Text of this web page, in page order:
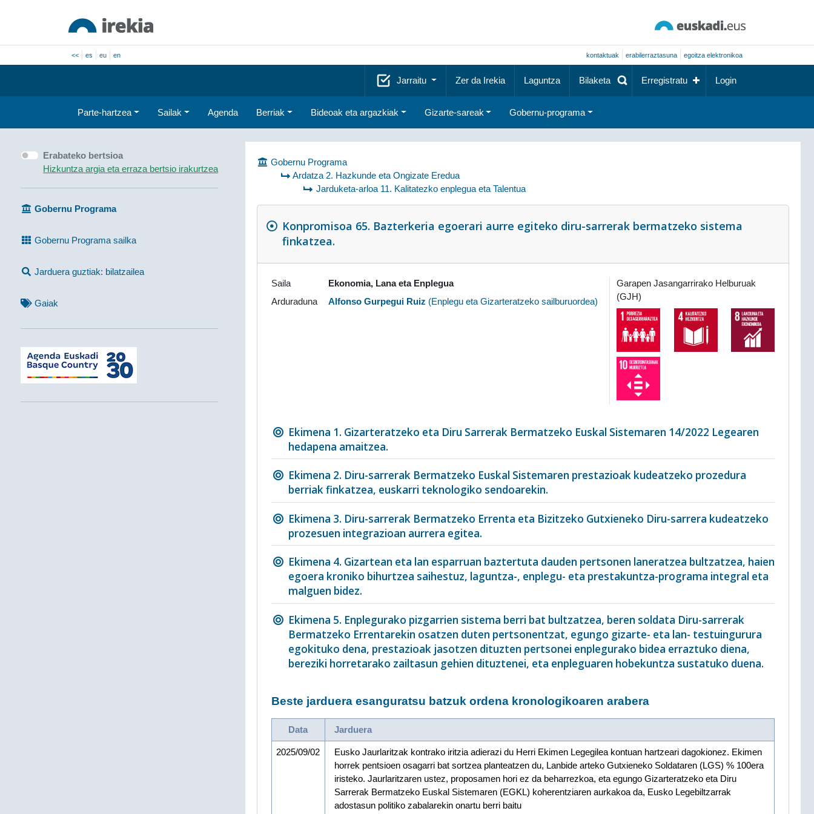
<< es eu en kontaktuak erabilerraztasuna egoitza elektronikoa
Jarraitu Zer da Irekia Laguntza Bilaketa Erregistratu Login
Parte-hartzea Sailak Agenda Berriak Bideoak eta argazkiak Gizarte-sareak Gobernu-programa
Erabateko bertsioa
Hizkuntza argia eta erraza bertsio irakurtzea
Gobernu Programa
Gobernu Programa sailka
Jarduera guztiak: bilatzailea
Gaiak
Gobernu Programa
Ardatza 2. Hazkunde eta Ongizate Eredua
Jarduketa-arloa 11. Kalitatezko enplegua eta Talentua
Konpromisoa 65. Bazterkeria egoerari aurre egiteko diru-sarrerak bermatzeko sistema
finkatzea.
Saila
Ekonomia, Lana eta Enplegua
Arduraduna
Alfonso Gurpegui Ruiz (Enplegu eta Gizarteratzeko sailburuordea)
Garapen Jasangarrirako Helburuak
(GJH)
Ekimena 1. Gizarteratzeko eta Diru Sarrerak Bermatzeko Euskal Sistemaren 14/2022 Legearen
hedapena amaitzea.
Ekimena 2. Diru-sarrerak Bermatzeko Euskal Sistemaren prestazioak kudeatzeko prozedura
berriak finkatzea, euskarri teknologiko sendoarekin.
Ekimena 3. Diru-sarrerak Bermatzeko Errenta eta Bizitzeko Gutxieneko Diru-sarrera kudeatzeko
prozesuen integrazioan aurrera egitea.
Ekimena 4. Gizartean eta lan esparruan baztertuta dauden pertsonen laneratzea bultzatzea, haien
egoera kroniko bihurtzea saihestuz, laguntza-, enplegu- eta prestakuntza-programa integral eta
malguen bidez.
Ekimena 5. Enplegurako pizgarrien sistema berri bat bultzatzea, beren soldata Diru-sarrerak
Bermatzeko Errentarekin osatzen duten pertsonentzat, egungo gizarte- eta lan- testuingurura
egokituko dena, prestazioak jasotzen dituzten pertsonei enplegurako bidea erraztuko diena,
bereziki horretarako zailtasun gehien dituztenei, eta enpleguaren hobekuntza sustatuko duena.
Beste jarduera esanguratsu batzuk ordena kronologikoaren arabera
Data Jarduera
2025/09/02
Eusko Jaurlaritzak kontrako iritzia adierazi du Herri Ekimen Legegilea kontuan hartzeari dagokionez. Ekimen
horrek pentsioen osagarri bat sortzea planteatzen du, Lanbide arteko Gutxieneko Soldataren (LGS) % 100era
iristeko. Jaurlaritzaren ustez, proposamen hori ez da beharrezkoa, eta egungo Gizarteratzeko eta Diru
Sarrerak Bermatzeko Euskal Sistemaren (EGKL) koherentziaren aurkakoa da, Eusko Legebiltzarrak
adostasun politiko zabalarekin onartu berri baitu